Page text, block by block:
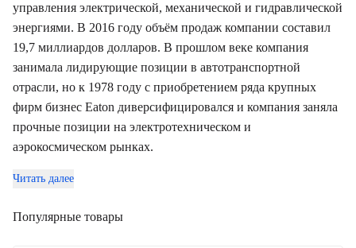
управления электрической, механической и гидравлической
энергиями. В 2016 году объём продаж компании составил
19,7 миллиардов долларов. В прошлом веке компания
занимала лидирующие позиции в автотранспортной
отрасли, но к 1978 году с приобретением ряда крупных
фирм бизнес Eaton диверсифицировался и компания заняла
прочные позиции на электротехническом и
аэрокосмическом рынках.
Читать далее
Популярные товары